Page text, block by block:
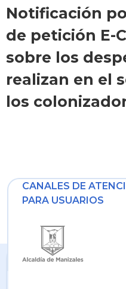
Notificación
de petición E-
sobre los
realizan en el
los
CANALES DE
PARA USUARIOS